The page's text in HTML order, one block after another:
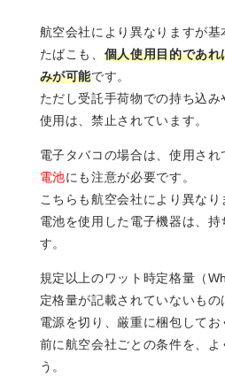
航空会社により異なりますが
たばこも、 個人使用目的であ
みが可能です。
ただし受託手荷物での持ち込
使用は、禁止されています。
電子タバコの場合は、使用され
電池にも注意が必要です。
こちらも航空会社により異な
電池を使用した電子機器は、持
す。
規定以上のワット時定格量（
定格量が記載されていないもの
電源を切り、厳重に梱包して
前に航空会社ごとの条件を、よ
う。